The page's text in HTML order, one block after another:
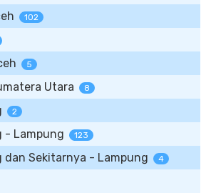
102
5
Utara 8
2
- Lampung 123
dan Sekitarnya - Lampung 4